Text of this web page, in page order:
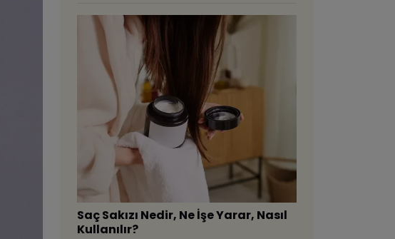
Saç Sakızı Nedir, Ne İşe Yarar, Nasıl
Kullanılır?